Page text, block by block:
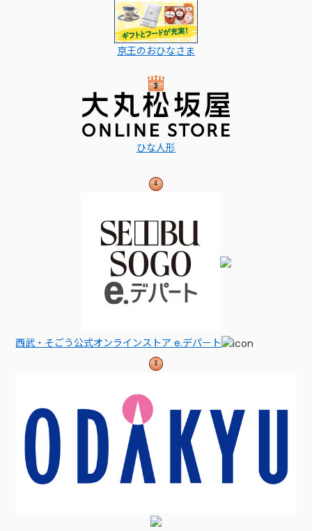
京王のおひなさま
ひな人形
西武・そごう公式オンラインストア e.デパート